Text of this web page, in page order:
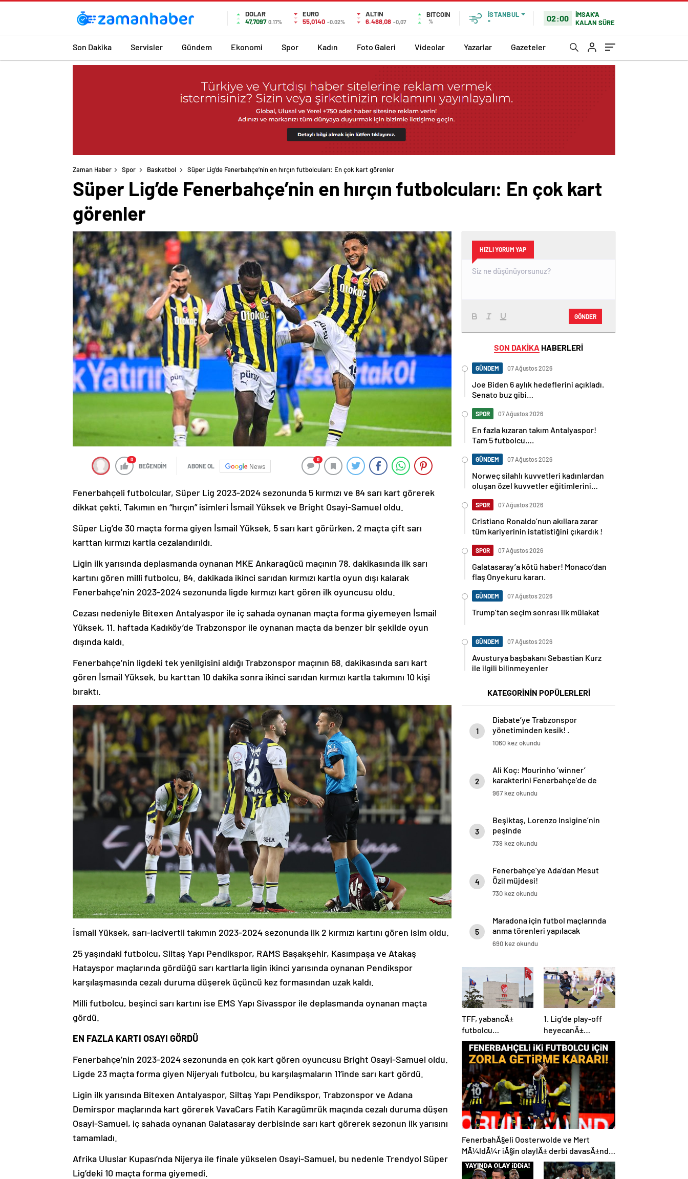
DOLAR
47,7097 0.17%
EURO
55,0140 -0.02%
ALTIN
6.488,08 -0,07
BITCOIN
%
İSTANBUL
°
02:00
İMSAK'A
KALAN SÜRE
Son Dakika Servisler Gündem Ekonomi Spor Kadın Foto Galeri Videolar Yazarlar Gazeteler
Zaman Haber Spor Basketbol Süper Lig’de Fenerbahçe’nin en hırçın futbolcuları: En çok kart görenler
Süper Lig’de Fenerbahçe’nin en hırçın futbolcuları: En çok kart
görenler
0
BEĞENDİM ABONE OL News
0
Fenerbahçeli futbolcular, Süper Lig 2023-2024 sezonunda 5 kırmızı ve 84 sarı kart görerek
dikkat çekti. Takımın en “hırçın” isimleri İsmail Yüksek ve Bright Osayi-Samuel oldu.
Süper Lig’de 30 maçta forma giyen İsmail Yüksek, 5 sarı kart görürken, 2 maçta çift sarı
karttan kırmızı kartla cezalandırıldı.
Ligin ilk yarısında deplasmanda oynanan MKE Ankaragücü maçının 78. dakikasında ilk sarı
kartını gören milli futbolcu, 84. dakikada ikinci sarıdan kırmızı kartla oyun dışı kalarak
Fenerbahçe’nin 2023-2024 sezonunda ligde kırmızı kart gören ilk oyuncusu oldu.
Cezası nedeniyle Bitexen Antalyaspor ile iç sahada oynanan maçta forma giyemeyen İsmail
Yüksek, 11. haftada Kadıköy’de Trabzonspor ile oynanan maçta da benzer bir şekilde oyun
dışında kaldı.
Fenerbahçe’nin ligdeki tek yenilgisini aldığı Trabzonspor maçının 68. dakikasında sarı kart
gören İsmail Yüksek, bu karttan 10 dakika sonra ikinci sarıdan kırmızı kartla takımını 10 kişi
bıraktı.
İsmail Yüksek, sarı-lacivertli takımın 2023-2024 sezonunda ilk 2 kırmızı kartını gören isim oldu.
25 yaşındaki futbolcu, Siltaş Yapı Pendikspor, RAMS Başakşehir, Kasımpaşa ve Atakaş
Hatayspor maçlarında gördüğü sarı kartlarla ligin ikinci yarısında oynanan Pendikspor
karşılaşmasında cezalı duruma düşerek üçüncü kez formasından uzak kaldı.
Milli futbolcu, beşinci sarı kartını ise EMS Yapı Sivasspor ile deplasmanda oynanan maçta
gördü.
EN FAZLA KARTI OSAYI GÖRDÜ
Fenerbahçe’nin 2023-2024 sezonunda en çok kart gören oyuncusu Bright Osayi-Samuel oldu.
Ligde 23 maçta forma giyen Nijeryalı futbolcu, bu karşılaşmaların 11’inde sarı kart gördü.
Ligin ilk yarısında Bitexen Antalyaspor, Siltaş Yapı Pendikspor, Trabzonspor ve Adana
Demirspor maçlarında kart görerek VavaCars Fatih Karagümrük maçında cezalı duruma düşen
Osayi-Samuel, iç sahada oynanan Galatasaray derbisinde sarı kart görerek sezonun ilk yarısını
tamamladı.
Afrika Uluslar Kupası’nda Nijerya ile finale yükselen Osayi-Samuel, bu nedenle Trendyol Süper
Lig’deki 10 maçta forma giyemedi.
HIZLI YORUM YAP
GÖNDER
SON DAKİKA HABERLERİ
GÜNDEM 07 Ağustos 2026
Joe Biden 6 aylık hedeflerini açıkladı.
Senato buz gibi…
SPOR 07 Ağustos 2026
En fazla kızaran takım Antalyaspor!
Tam 5 futbolcu….
GÜNDEM 07 Ağustos 2026
Norweç silahlı kuvvetleri kadınlardan
oluşan özel kuvvetler eğitimlerini
SPOR 07 Ağustos 2026
Cristiano Ronaldo’nun akıllara zarar
tüm kariyerinin istatistiğini çıkardık !
SPOR 07 Ağustos 2026
Galatasaray’a kötü haber! Monaco’dan
flaş Onyekuru kararı.
GÜNDEM 07 Ağustos 2026
Trump’tan seçim sonrası ilk mülakat
GÜNDEM 07 Ağustos 2026
Avusturya başbakanı Sebastian Kurz
ile ilgili bilinmeyenler
KATEGORİNİN POPÜLERLERİ
1
Diabate’ye Trabzonspor
yönetiminden kesik! .
1060 kez okundu
2
Ali Koç: Mourinho ‘winner’
karakterini Fenerbahçe’de de
uygulayacağını söyledi
967 kez okundu
3
Beşiktaş, Lorenzo Insigine’nin
peşinde
739 kez okundu
4
Fenerbahçe’ye Ada’dan Mesut
Özil müjdesi!
730 kez okundu
5
Maradona için futbol maçlarında
anma törenleri yapılacak
690 kez okundu
TFF, yabancÄ±
futbolcu
kontenjanÄ±nÄ±
revize etti
1. Lig’de play-off
heyecanÄ±
baÅlÄ±yor!
FenerbahÃ§eli Oosterwolde ve Mert
MÃ¼ldÃ¼r iÃ§in olaylÄ± derbi davasÄ±nda
zorla getirme kararÄ±